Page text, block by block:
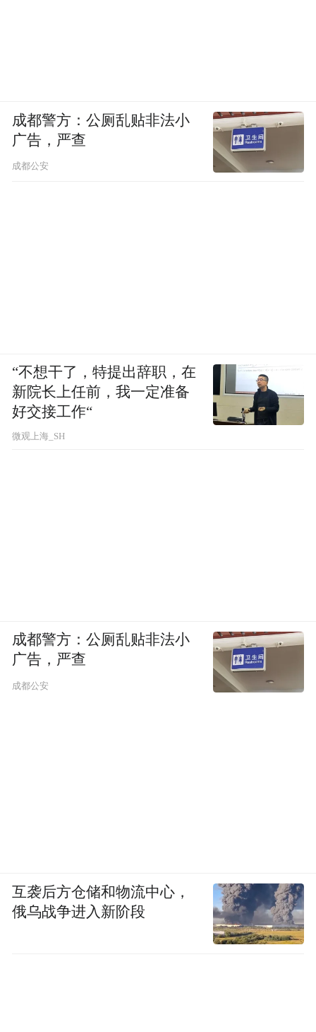
成都警方：公厕乱贴非法小
广告，严查
成都公安
“不想干了，特提出辞职，在
新院长上任前，我一定准备
好交接工作“
微观上海_SH
成都警方：公厕乱贴非法小
广告，严查
成都公安
互袭后方仓储和物流中心，
俄乌战争进入新阶段